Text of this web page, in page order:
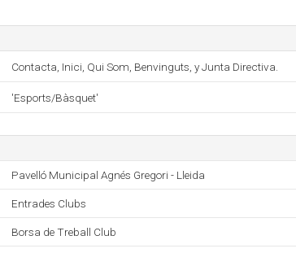
Contacta, Inici, Qui Som, Benvinguts, y Junta Directiva.
'Esports/Bàsquet'
Pavelló Municipal Agnés Gregori - Lleida
Entrades Clubs
Borsa de Treball Club